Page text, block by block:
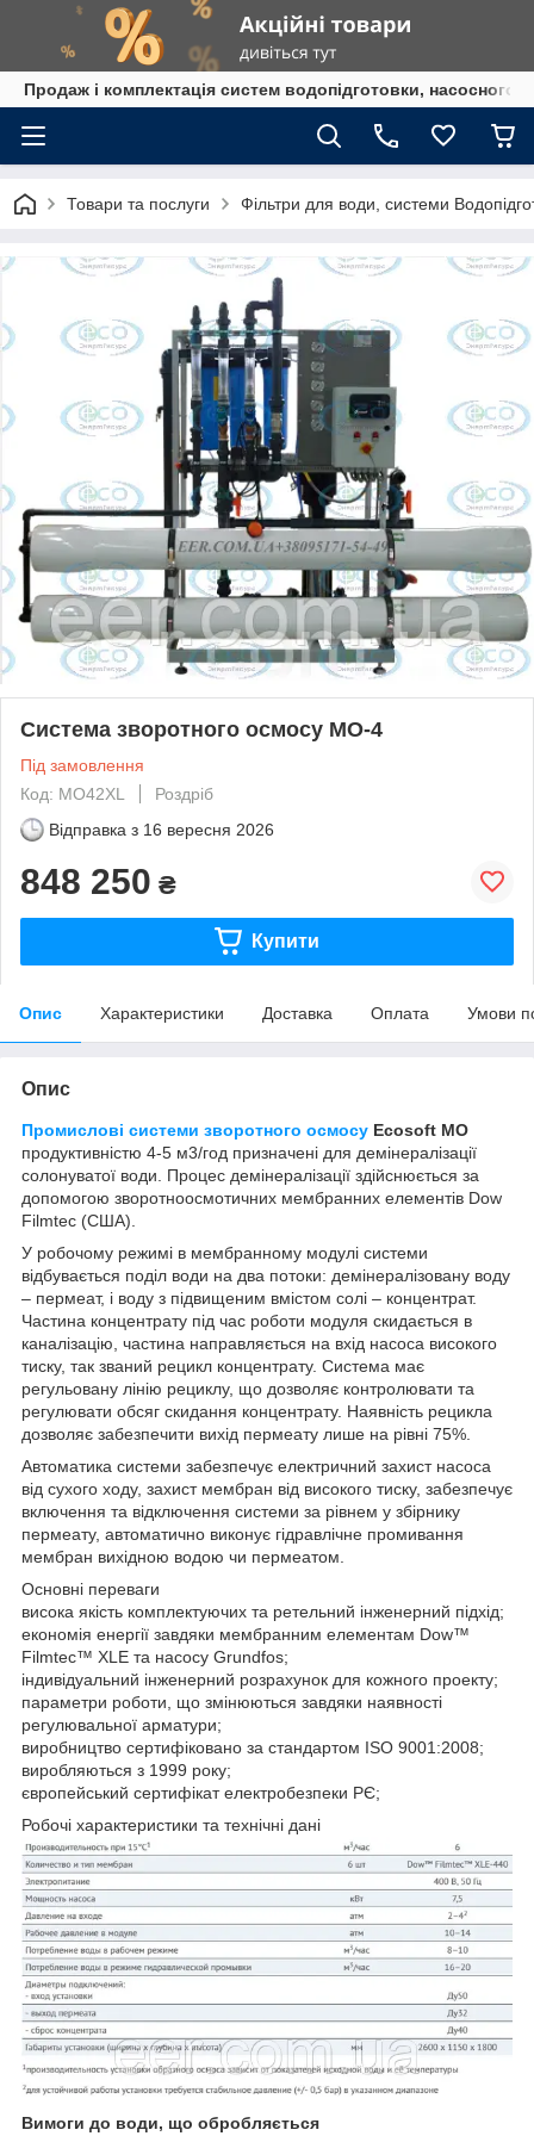
Продаж і комплектація систем водопідготовки, насосного
Товари та послуги Фільтри для води, системи
Система зворотного осмосу MO-4
Під замовлення
Код: MO42XL
Роздріб
Відправка з 16 вересня 2026
848 250 ₴
Купити
Опис Характеристики Доставка Оплата Умови
Опис
Промислові системи зворотного осмосу Ecosoft MO
продуктивністю 4-5 м3/год призначені для демінералізації
солонуватої води. Процес демінералізації здійснюється за
допомогою зворотноосмотичних мембранних елементів Dow
Filmtec (США).
У робочому режимі в мембранному модулі системи
відбувається поділ води на два потоки: демінералізовану воду
– пермеат, і воду з підвищеним вмістом солі – концентрат.
Частина концентрату під час роботи модуля скидається в
каналізацію, частина направляється на вхід насоса високого
тиску, так званий рецикл концентрату. Система має
регульовану лінію рециклу, що дозволяє контролювати та
регулювати обсяг скидання концентрату. Наявність рецикла
дозволяє забезпечити вихід пермеату лише на рівні 75%.
Автоматика системи забезпечує електричний захист насоса
від сухого ходу, захист мембран від високого тиску, забезпечує
включення та відключення системи за рівнем у збірнику
пермеату, автоматично виконує гідравлічне промивання
мембран вихідною водою чи пермеатом.
Основні переваги
висока якість комплектуючих та ретельний інженерний підхід;
економія енергії завдяки мембранним елементам Dow™
Filmtec™ XLE та насосу Grundfos;
індивідуальний інженерний розрахунок для кожного проекту;
параметри роботи, що змінюються завдяки наявності
регулювальної арматури;
виробництво сертифіковано за стандартом ISO 9001:2008;
виробляються з 1999 року;
європейський сертифікат електробезпеки РЄ;
Робочі характеристики та технічні дані
Вимоги до води, що обробляється